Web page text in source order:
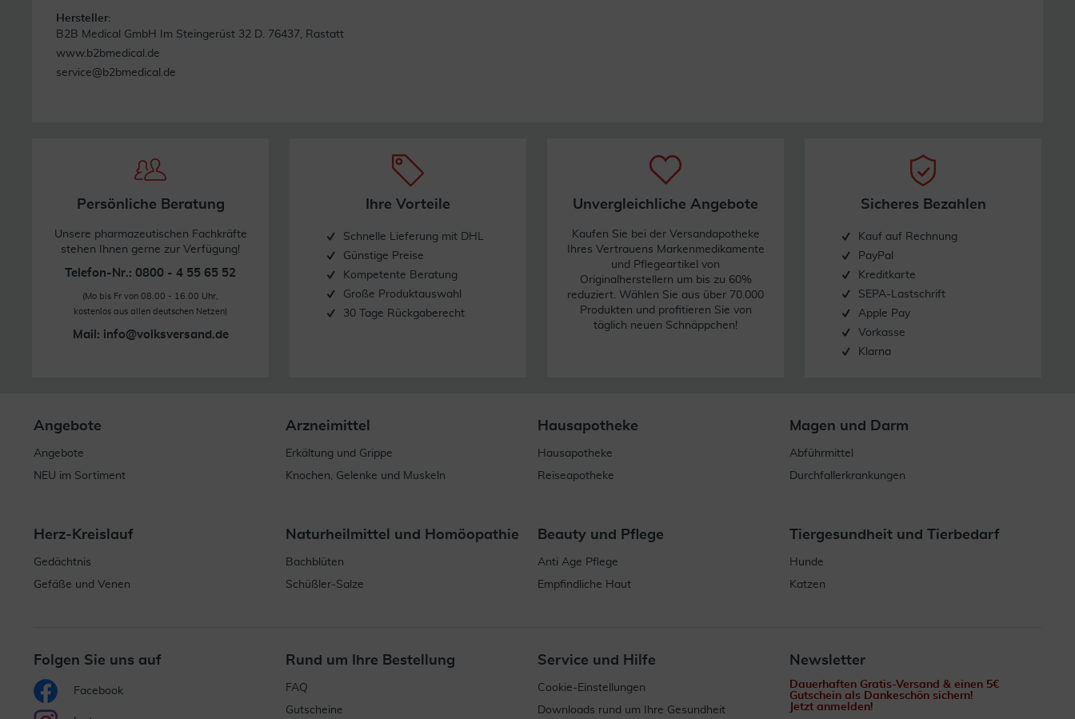
Hersteller:
B2B Medical GmbH Im Steingerüst 32 D. 76437, Rastatt
www.b2bmedical.de
service@b2bmedical.de
Persönliche Beratung
Unsere pharmazeutischen Fachkräfte
stehen Ihnen gerne zur Verfügung!
Telefon-Nr.: 0800 - 4 55 65 52
(Mo bis Fr von 08.00 - 16.00 Uhr,
kostenlos aus allen deutschen Netzen)
Mail: info@volksversand.de
Ihre Vorteile
Schnelle Lieferung mit DHL
Günstige Preise
Kompetente Beratung
Große Produktauswahl
30 Tage Rückgaberecht
Unvergleichliche Angebote
Kaufen Sie bei der Versandapotheke
Ihres Vertrauens Markenmedikamente
und Pflegeartikel von
Originalherstellern um bis zu 60%
reduziert. Wählen Sie aus über 70.000
Produkten und profitieren Sie von
täglich neuen Schnäppchen!
Sicheres Bezahlen
Kauf auf Rechnung
PayPal
Kreditkarte
SEPA-Lastschrift
Apple Pay
Vorkasse
Klarna
Angebote
Angebote
NEU im Sortiment
Arzneimittel
Erkältung und Grippe
Knochen, Gelenke und Muskeln
Hausapotheke
Hausapotheke
Reiseapotheke
Magen und Darm
Abführmittel
Durchfallerkrankungen
Herz-Kreislauf
Gedächtnis
Gefäße und Venen
Naturheilmittel und Homöopathie
Bachblüten
Schüßler-Salze
Beauty und Pflege
Anti Age Pflege
Empfindliche Haut
Tiergesundheit und Tierbedarf
Hunde
Katzen
Folgen Sie uns auf
Facebook
Rund um Ihre Bestellung
FAQ
Gutscheine
Service und Hilfe
Cookie-Einstellungen
Downloads rund um Ihre Gesundheit
Newsletter
Dauerhaften Gratis-Versand & einen 5€
Gutschein als Dankeschön sichern!
Jetzt anmelden!